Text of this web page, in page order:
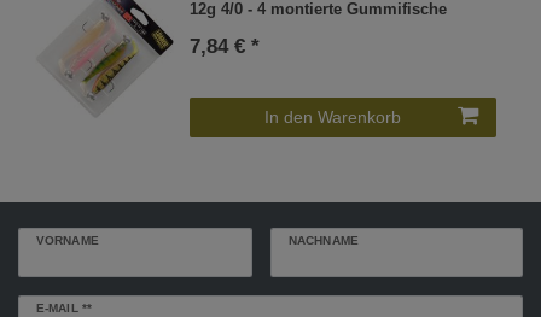
12g 4/0 - 4 montierte Gummifische
7,84 € *
In den Warenkorb
VORNAME NACHNAME
E-MAIL **
Newsletter